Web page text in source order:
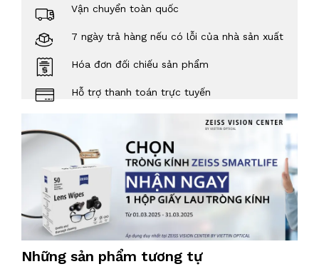
Vận chuyển toàn quốc
7 ngày trả hàng nếu có lỗi của nhà sản xuất
Hóa đơn đối chiếu sản phẩm
Hỗ trợ thanh toán trực tuyến
Những sản phẩm tương tự